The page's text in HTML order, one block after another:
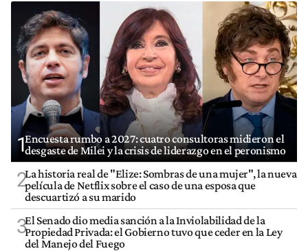
1Encuesta rumbo a 2027: cuatro consultoras midieron el
desgaste de Milei y la crisis de liderazgo en el peronismo
2La historia real de "Elize: Sombras de una mujer", la nueva
película de Netflix sobre el caso de una esposa que
descuartizó a su marido
3El Senado dio media sanción a la Inviolabilidad de la
Propiedad Privada: el Gobierno tuvo que ceder en la Ley
del Manejo del Fuego